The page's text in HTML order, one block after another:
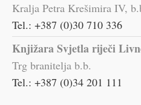
Kralja Petra Krešimira IV,
Tel.: +387 (0)30 710 336
Knjižara Svjetla riječi
Trg branitelja b.b.
Tel.: +387 (0)34 201 111